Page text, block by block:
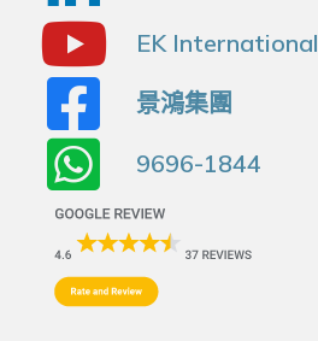
EK International
景鴻集團
9696-1844